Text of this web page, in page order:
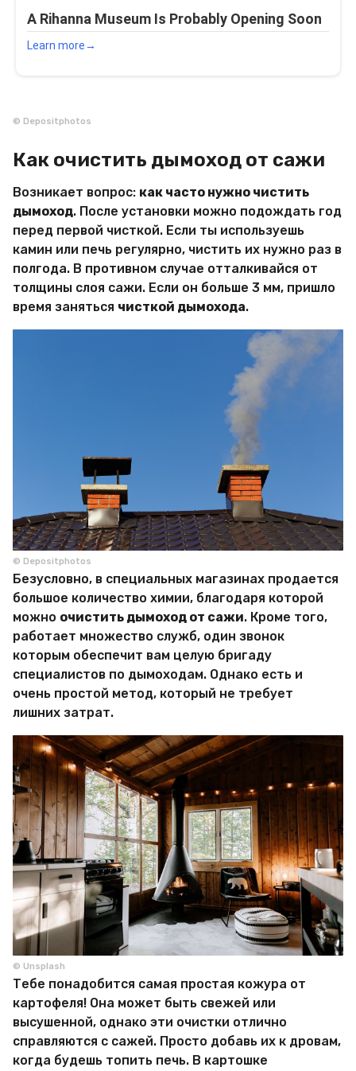
© Depositphotos
Как очистить дымоход от сажи
Возникает вопрос: как часто нужно чистить
дымоход. После установки можно подождать год
перед первой чисткой. Если ты используешь
камин или печь регулярно, чистить их нужно раз в
полгода. В противном случае отталкивайся от
толщины слоя сажи. Если он больше 3 мм, пришло
время заняться чисткой дымохода.
© Depositphotos
Безусловно, в специальных магазинах продается
большое количество химии, благодаря которой
можно очистить дымоход от сажи. Кроме того,
работает множество служб, один звонок
которым обеспечит вам целую бригаду
специалистов по дымоходам. Однако есть и
очень простой метод, который не требует
лишних затрат.
© Unsplash
Тебе понадобится самая простая кожура от
картофеля! Она может быть свежей или
высушенной, однако эти очистки отлично
справляются с сажей. Просто добавь их к дровам,
когда будешь топить печь. В картошке